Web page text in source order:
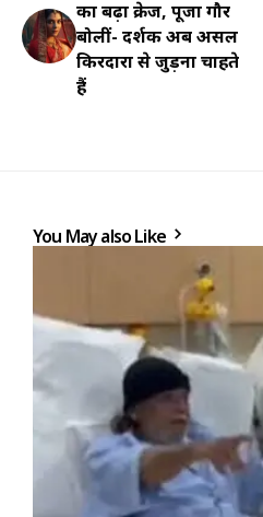
का बढ़ा क्रेज, पूजा गौर
बोलीं- दर्शक अब असल
किरदारों से जुड़ना चाहते
हैं
You May also Like